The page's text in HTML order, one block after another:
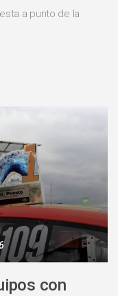
a punto de la
con